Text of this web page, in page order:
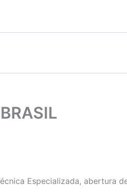
Especializada, abertura